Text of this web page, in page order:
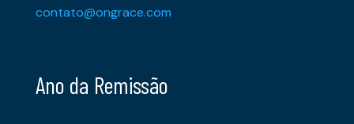
contato@ongrace.com
Ano da Remissão